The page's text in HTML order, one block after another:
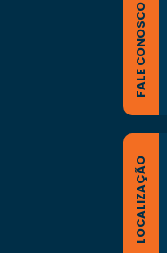
FALE CONOSCO
LOCALIZAÇÃO